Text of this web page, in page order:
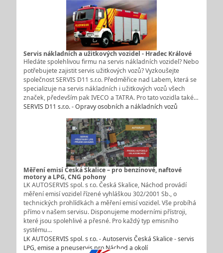
Servis nákladních a užitkových vozidel - Hradec Králové
Hledáte spolehlivou firmu na servis nákladních vozidel? Nebo
potřebujete zajistit servis užitkových vozů? Vyzkoušejte
společnost SERVIS D11 s.r.o. Předměřice nad Labem, která se
specializuje na servis nákladních i užitkových vozů všech
značek, především pak IVECO a TATRA. Pro tato vozidla také…
SERVIS D11 s.r.o. - Opravy osobních a nákladních vozů
Měření emisí Česká Skalice – pro benzínové, naftové
motory a LPG, CNG pohony
LK AUTOSERVIS spol. s r.o. Česká Skalice, Náchod provádí
měření emisí vozidel řízené vyhláškou 302/2001 Sb., o
technických prohlídkách a měření emisí vozidel. Vše probíhá
přímo v našem servisu. Disponujeme moderními přístroji,
které jsou spolehlivé a přesné. Pro každý typ emisního
systému…
LK AUTOSERVIS spol. s r.o. - Autoservis Česká Skalice - servis
LPG, emise a pneuservis pro Náchod a okolí